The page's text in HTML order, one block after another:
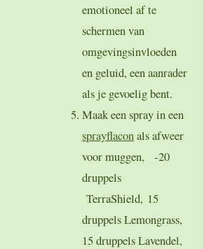
emotioneel af te
schermen van
omgevingsinvloeden
en geluid, een aanrader
als je gevoelig bent.
Maak een spray in een
sprayflaconals afweer
voor muggen, -20
druppels
TerraShield, 15
druppels Lemongrass,
15 druppels Lavendel,